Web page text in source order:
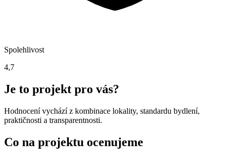
Spolehlivost
4,7
Je to projekt pro vás?
Hodnocení vychází z kombinace lokality, standardu bydlení,
praktičnosti a transparentnosti.
Co na projektu ocenujeme